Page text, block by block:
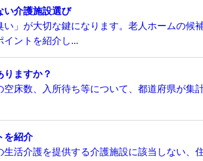
い介護施設選び
」が大切な鍵になります。老人ホームの候
イントを紹介し...
りますか？
床数、入所待ち等について、都道府県が集
を紹介
活介護を提供する介護施設に該当しない、